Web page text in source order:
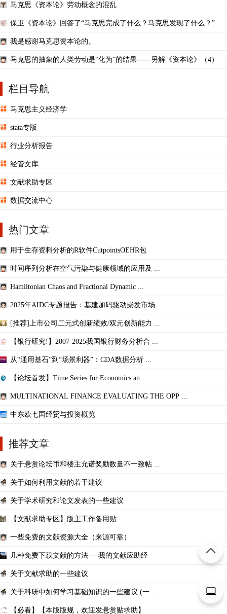
马克思《资本论》劳动概念的混乱
保卫《资本论》回答了“马克思完成了什么？马克思发现了什么？”
我是感谢马克思资本论的。
马克思的抽象的人类劳动是“化为”的结果——另解《资本论》（4）
栏目导航
马克思主义经济学
stata专版
行业分析报告
经管文库
文献求助专区
数据交流中心
热门文章
用于生存资料分析的R软件CutpointsOEHR包
时间序列分析在空气污染与健康领域的应用及 ...
Hamiltonian Chaos and Fractional Dynamic ...
2025年AIDC专题报告：基建加码驱动柴发市场 ...
[推荐]上市公司二元式创新绩效/双元创新能力 ...
【银行研究!】2007-2025我国银行财务分析合 ...
从“通用基石”到“场景利器”：CDA数据分析 ...
【论坛首发】Time Series for Economics an ...
MULTINATIONAL FINANCE EVALUATING THE OPP ...
中东欧七国经贸与投资概览
推荐文章
关于悬赏论坛币和楼主允诺奖励数量不一致帖 ...
关于如何利用文献的若干建议
关于学术研究和论文发表的一些建议
【文献求助专区】版主工作备用贴
一些免费的文献资源大全（来源可靠）
几种免费下载文献的方法----我的文献应助经
关于文献求助的一些建议
关于科研中如何学习基础知识的一些建议 (一 ...
【必看】【本版版规，欢迎发悬赏贴求助】